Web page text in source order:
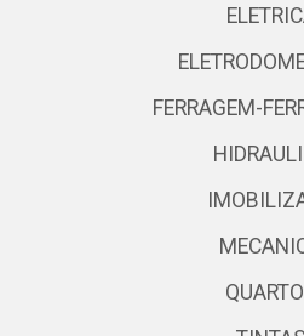
FERRAGEM-